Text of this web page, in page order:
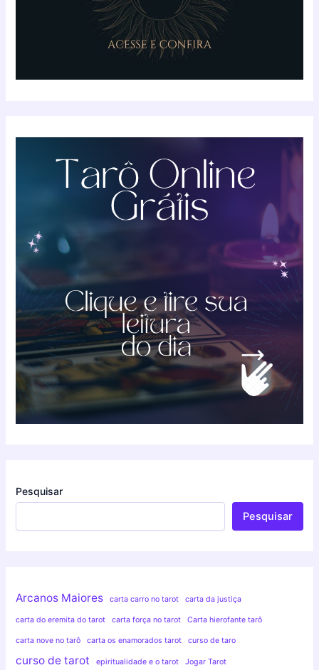
Pesquisar
Pesquisar
Arcanos Maiores carta carro no tarot carta da justiça
carta do eremita do tarot carta força no tarot Carta hierofante tarô
carta nove no tarô carta os enamorados tarot curso de taro
curso de tarot epiritualidade e o tarot Jogar Tarot